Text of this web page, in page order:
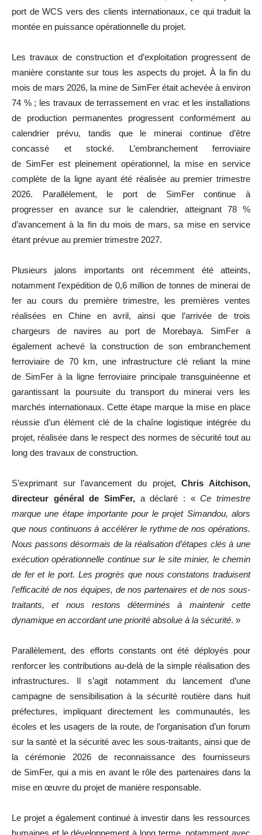
port de WCS vers des clients internationaux, ce qui traduit la
montée en puissance opérationnelle du projet.
Les travaux de construction et d’exploitation progressent de
manière constante sur tous les aspects du projet. À la fin du
mois de mars 2026, la mine de SimFer était achevée à environ
74 % ; les travaux de terrassement en vrac et les installations
de production permanentes progressent conformément au
calendrier prévu, tandis que le minerai continue d’être
concassé et stocké. L’embranchement ferroviaire
de SimFer est pleinement opérationnel, la mise en service
complète de la ligne ayant été réalisée au premier trimestre
2026. Parallèlement, le port de SimFer continue à
progresser en avance sur le calendrier, atteignant 78 %
d’avancement à la fin du mois de mars, sa mise en service
étant prévue au premier trimestre 2027.
Plusieurs jalons importants ont récemment été atteints,
notamment l’expédition de 0,6 million de tonnes de minerai de
fer au cours du première trimestre, les premières ventes
réalisées en Chine en avril, ainsi que l’arrivée de trois
chargeurs de navires au port de Morebaya. SimFer a
également achevé la construction de son embranchement
ferroviaire de 70 km, une infrastructure clé reliant la mine
de SimFer à la ligne ferroviaire principale transguinéenne et
garantissant la poursuite du transport du minerai vers les
marchés internationaux. Cette étape marque la mise en place
réussie d’un élément clé de la chaîne logistique intégrée du
projet, réalisée dans le respect des normes de sécurité tout au
long des travaux de construction.
S’exprimant sur l’avancement du projet,Chris Aitchison,
directeur général de SimFer, a déclaré : «Ce trimestre
marque une étape importante pour le projet Simandou, alors
que nous continuons à accélérer le rythme de nos opérations.
Nous passons désormais de la réalisation d’étapes clés à une
exécution opérationnelle continue sur le site minier, le chemin
de fer et le port. Les progrès que nous constatons traduisent
l’efficacité de nos équipes, de nos partenaires et de nos sous-
traitants, et nous restons déterminés à maintenir cette
dynamique en accordant une priorité absolue à la sécurité. »
Parallèlement, des efforts constants ont été déployés pour
renforcer les contributions au-delà de la simple réalisation des
infrastructures. Il s’agit notamment du lancement d’une
campagne de sensibilisation à la sécurité routière dans huit
préfectures, impliquant directement les communautés, les
écoles et les usagers de la route, de l’organisation d’un forum
sur la santé et la sécurité avec les sous-traitants, ainsi que de
la cérémonie 2026 de reconnaissance des fournisseurs
de SimFer, qui a mis en avant le rôle des partenaires dans la
mise en œuvre du projet de manière responsable.
Le projet a également continué à investir dans les ressources